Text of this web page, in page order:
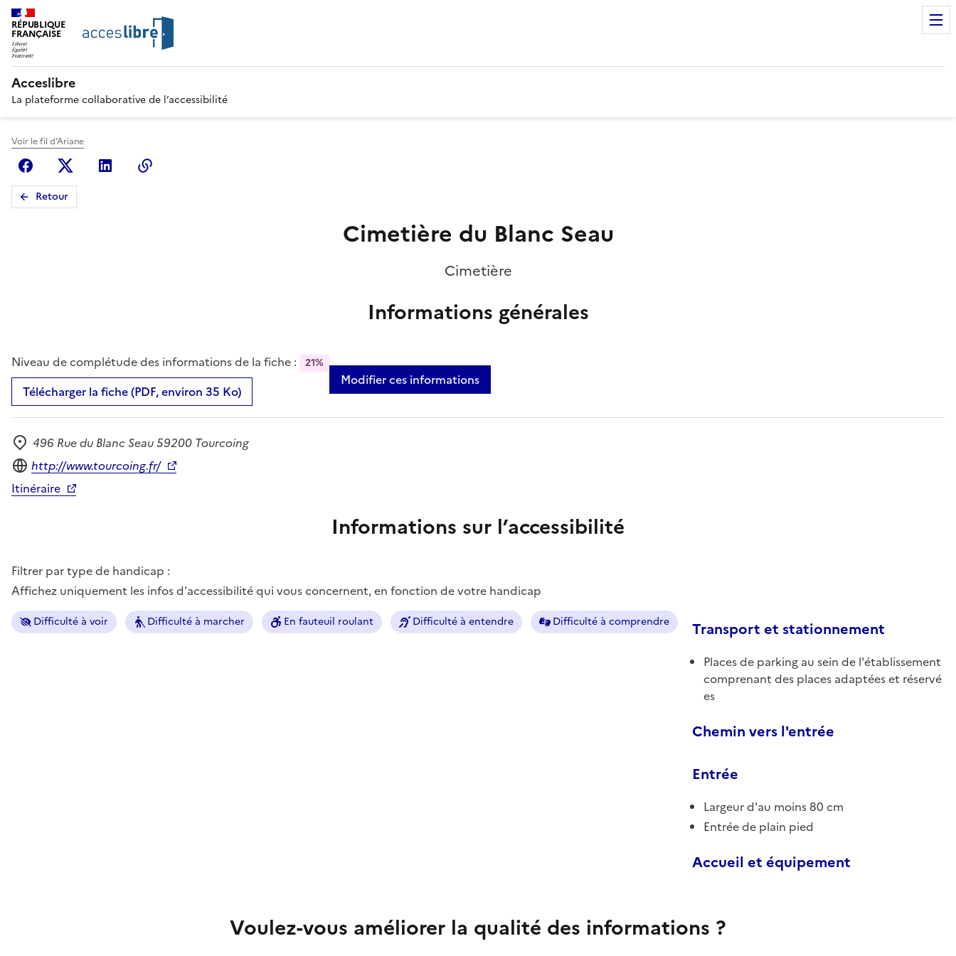
RÉPUBLIQUE
FRANÇAISE
Acceslibre
La plateforme collaborative de l’accessibilité
Voir le fil d'Ariane
FacebookX (anciennement Twitter)
Linkedin
Retour
Cimetière du Blanc Seau
Cimetière
Informations générales
Niveau de complétude des informations de la fiche : 21%
Télécharger la fiche (PDF, environ 35 Ko)
Modifier ces informations
Adresse
496 Rue du Blanc Seau 59200 Tourcoing
Site internet
http://www.tourcoing.fr/
Itinéraire
Informations sur l’accessibilité
Filtrer par type de handicap :
Affichez uniquement les infos d'accessibilité qui vous concernent, en fonction de votre handicap
Difficulté à voir Difficulté à marcher En fauteuil roulant Difficulté à entendre Difficulté à comprendre Transport et stationnement
Places de parking au sein de l'établissement
comprenant des places adaptées et réservé
es
Chemin vers l'entrée
Entrée
Largeur d'au moins 80 cm
Entrée de plain pied
Accueil et équipement
Voulez-vous améliorer la qualité des informations ?